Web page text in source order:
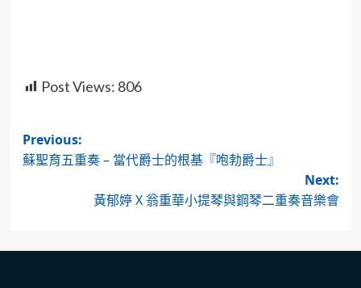
Post Views: 806
Post
navigation
Previous:
蘇聖育五重奏 – 當代爵士的根基『咆勃爵士』
Next:
黃郁婷 X 翁重華小提琴與鋼琴二重奏音樂會